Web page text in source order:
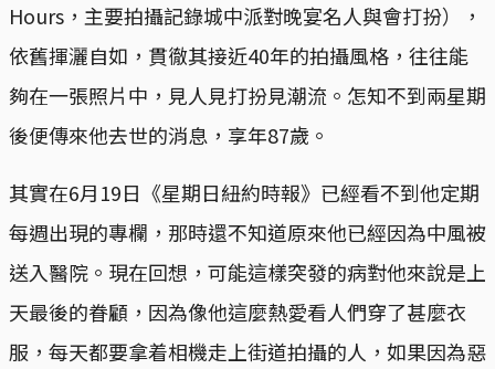
Hours，主要拍攝記錄城中派對晚宴名人與會打扮），
依舊揮灑自如，貫徹其接近40年的拍攝風格，往往能
夠在一張照片中，見人見打扮見潮流。怎知不到兩星期
後便傳來他去世的消息，享年87歲。
其實在6月19日《星期日紐約時報》已經看不到他定期
每週出現的專欄，那時還不知道原來他已經因為中風被
送入醫院。現在回想，可能這樣突發的病對他來說是上
天最後的眷顧，因為像他這麼熱愛看人們穿了甚麼衣
服，每天都要拿着相機走上街道拍攝的人，如果因為惡